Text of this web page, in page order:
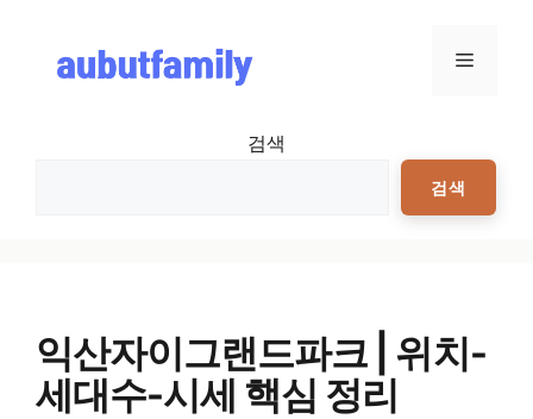
메뉴
검색
검색
익산자이그랜드파크 | 위치-
세대수-시세 핵심 정리